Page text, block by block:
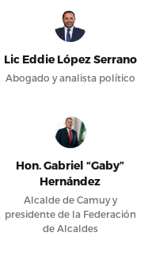
Lic Eddie López Serrano
Abogado y analista político
Hon. Gabriel “Gaby”
Hernández
Alcalde de Camuy y
presidente de la Federación
de Alcaldes